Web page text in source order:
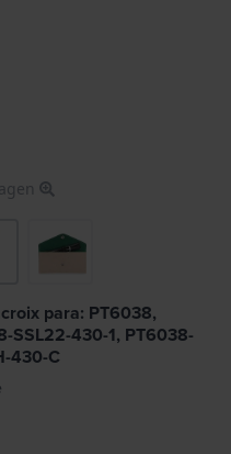
para: PT6038,
SSL22-430-1, PT6038-
430-C